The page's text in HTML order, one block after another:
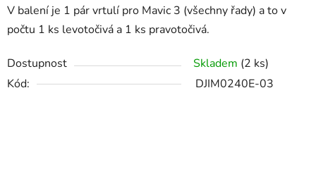
V balení je 1 pár vrtulí pro Mavic 3 (všechny řady) a to v
počtu 1 ks levotočivá a 1 ks pravotočivá.
Dostupnost Skladem (2 ks)
Kód:
DJIM0240E-03